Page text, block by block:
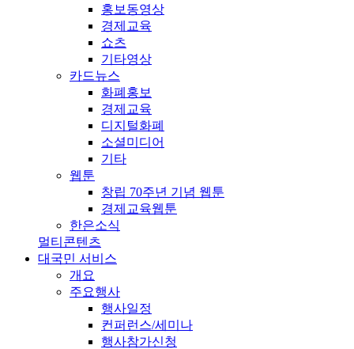
홍보동영상
경제교육
쇼츠
기타영상
카드뉴스
화폐홍보
경제교육
디지털화폐
소셜미디어
기타
웹툰
창립 70주년 기념 웹툰
경제교육웹툰
한은소식
멀티콘텐츠
대국민 서비스
개요
주요행사
행사일정
컨퍼런스/세미나
행사참가신청